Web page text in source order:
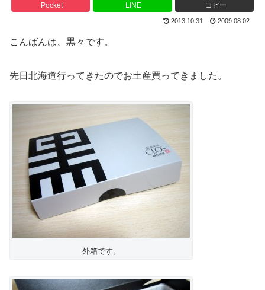
Pocket LINE コピー
2013.10.31 2009.08.02
こんばんは、黒々です。
先日北海道行ってきたのでお土産買ってきました。
外箱です。